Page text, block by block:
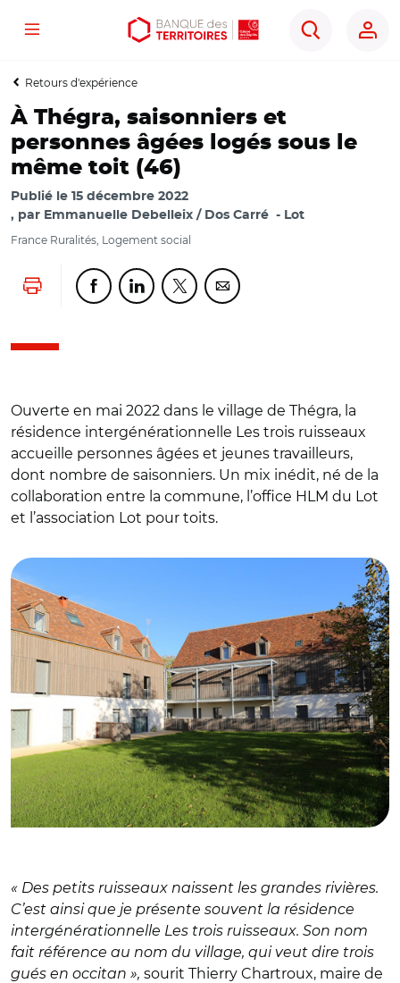
Aller
contenu
Aller
menu
Ouvrir
outils
Menu
Rechercher
Retours d'expérience
À Thégra, saisonniers et
personnes âgées logés sous le
même toit (46)
Publié le 15 décembre 2022
par Emmanuelle Debelleix / Dos Carré Lot
France Ruralités, Logement social
Lancer l'impressionPartager cette page sur Facebook
Partager cette page sur Linkedin
Partager cette page sur Twitter
Partager cette page sur
Ouverte en mai 2022 dans le village de Thégra, la
résidence intergénérationnelle Les trois ruisseaux
accueille personnes âgées et jeunes travailleurs,
dont nombre de saisonniers. Un mix inédit, né de la
collaboration entre la commune, l’office HLM du Lot
et l’association Lot pour toits.
« Des petits ruisseaux naissent les grandes rivières.
C’est ainsi que je présente souvent la résidence
intergénérationnelle Les trois ruisseaux. Son nom
fait référence au nom du village, qui veut dire trois
gués en occitan », sourit Thierry Chartroux, maire de